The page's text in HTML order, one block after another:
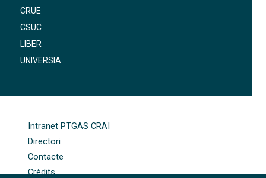
CRUE
CSUC
LIBER
UNIVERSIA
Intranet PTGAS CRAI
Directori
Contacte
Crèdits